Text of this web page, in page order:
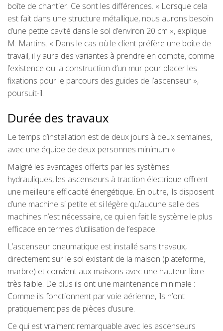
boîte de chantier. Ce sont les différences. « Lorsque cela
est fait dans une structure métallique, nous aurons besoin
d’une petite cavité dans le sol d’environ 20 cm », explique
M. Martins. « Dans le cas où le client préfère une boîte de
travail, il y aura des variantes à prendre en compte, comme
l’existence ou la construction d’un mur pour placer les
fixations pour le parcours des guides de l’ascenseur »,
poursuit-il.
Durée des travaux
Le temps d’installation est de deux jours à deux semaines,
avec une équipe de deux personnes minimum ».
Malgré les avantages offerts par les systèmes
hydrauliques, les ascenseurs à traction électrique offrent
une meilleure efficacité énergétique. En outre, ils disposent
d’une machine si petite et si légère qu’aucune salle des
machines n’est nécessaire, ce qui en fait le système le plus
efficace en termes d’utilisation de l’espace.
L’ascenseur pneumatique est installé sans travaux,
directement sur le sol existant de la maison (plateforme,
marbre) et convient aux maisons avec une hauteur libre
très faible. De plus ils ont une maintenance minimale :
Comme ils fonctionnent par voie aérienne, ils n’ont
pratiquement pas de pièces d’usure.
Ce qui est vraiment remarquable avec les ascenseurs